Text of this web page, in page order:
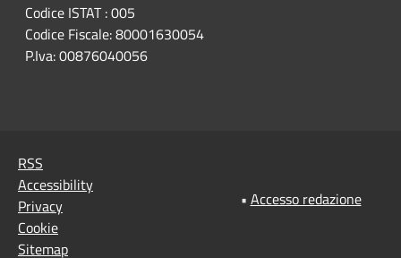
Codice ISTAT : 005
Codice Fiscale: 80001630054
P.Iva: 00876040056
RSS
Accessibility
Privacy
Cookie
Sitemap
• Accesso redazione